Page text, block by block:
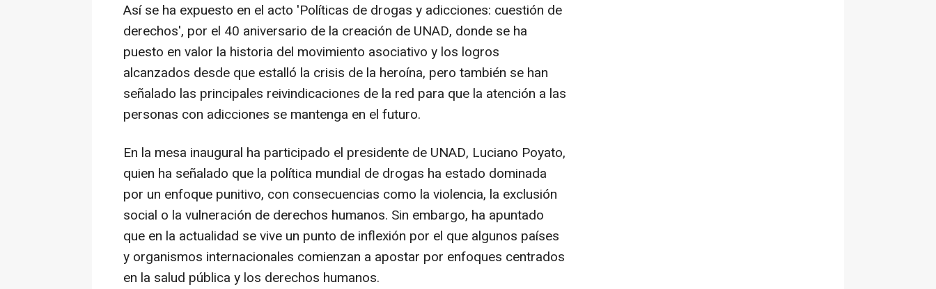
Así se ha expuesto en el acto 'Políticas de drogas y adicciones: cuestión de
derechos', por el 40 aniversario de la creación de UNAD, donde se ha
puesto en valor la historia del movimiento asociativo y los logros
alcanzados desde que estalló la crisis de la heroína, pero también se han
señalado las principales reivindicaciones de la red para que la atención a las
personas con adicciones se mantenga en el futuro.
En la mesa inaugural ha participado el presidente de UNAD, Luciano Poyato,
quien ha señalado que la política mundial de drogas ha estado dominada
por un enfoque punitivo, con consecuencias como la violencia, la exclusión
social o la vulneración de derechos humanos. Sin embargo, ha apuntado
que en la actualidad se vive un punto de inflexión por el que algunos países
y organismos internacionales comienzan a apostar por enfoques centrados
en la salud pública y los derechos humanos.